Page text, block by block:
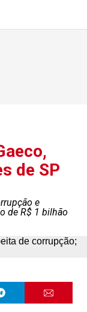
de SP
e
de R$ 1 bilhão